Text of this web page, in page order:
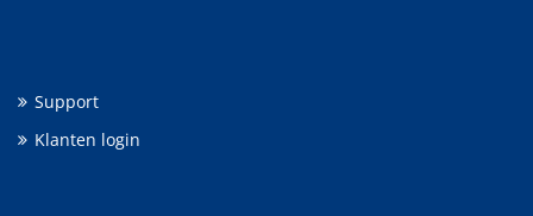
Support
Klanten login